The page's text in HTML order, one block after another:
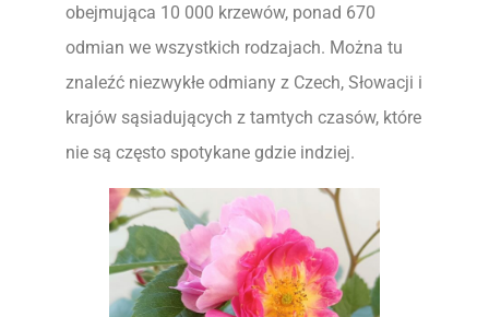
obejmująca 10 000 krzewów, ponad 670
odmian we wszystkich rodzajach. Można tu
znaleźć niezwykłe odmiany z Czech, Słowacji i
krajów sąsiadujących z tamtych czasów, które
nie są często spotykane gdzie indziej.